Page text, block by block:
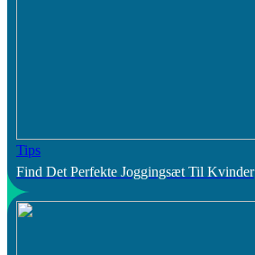
Tips
Find Det Perfekte Joggingsæt Til Kvinder